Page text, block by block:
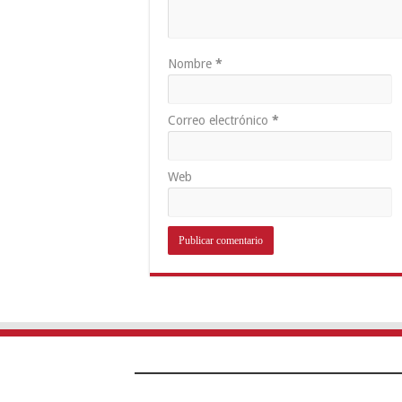
Nombre *
Correo electrónico *
Web